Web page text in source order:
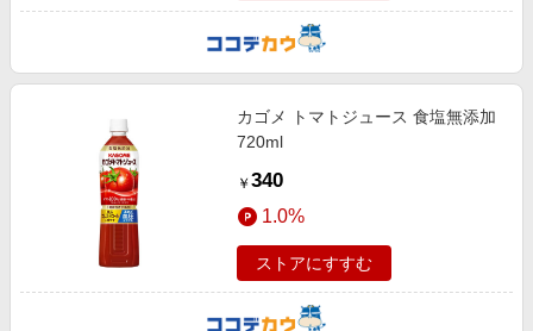
カゴメ トマトジュース 食塩無添加
720ml
￥ 340
1.0%
ストアにすすむ